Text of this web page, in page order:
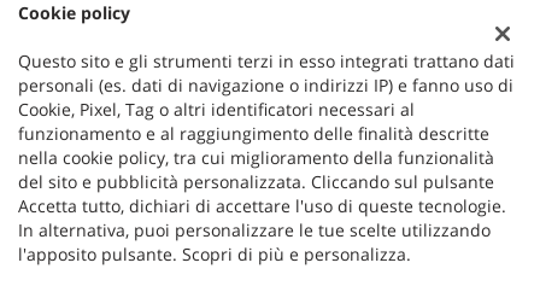
Via Nazionale, 171 PD - 36056 Tezze sul Brenta
Registro delle imprese:PD
Cookie policy
Questo sito e gli strumenti terzi in esso integrati trattano dati
personali (es. dati di navigazione o indirizzi IP) e fanno uso di
Cookie, Pixel, Tag o altri identificatori necessari al
funzionamento e al raggiungimento delle finalità descritte
nella cookie policy, tra cui miglioramento della funzionalità
del sito e pubblicità personalizzata. Cliccando sul pulsante
Accetta tutto, dichiari di accettare l'uso di queste tecnologie.
In alternativa, puoi personalizzare le tue scelte utilizzando
l'apposito pulsante. Scopri di più e personalizza.